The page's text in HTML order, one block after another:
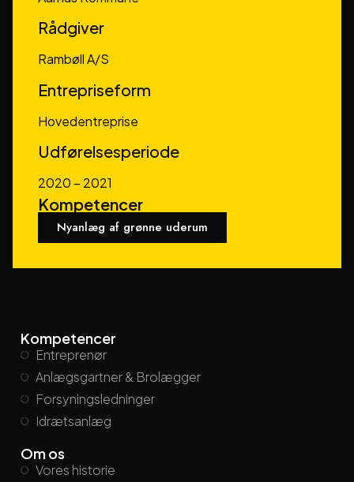
Rådgiver
Rambøll A/S
Entrepriseform
Hovedentreprise
Udførelsesperiode
2020 – 2021
Kompetencer
Nyanlæg af grønne uderum
Kompetencer
Entreprenør
Anlægsgartner & Brolægger
Forsyningsledninger
Idrætsanlæg
Om os
Vores historie